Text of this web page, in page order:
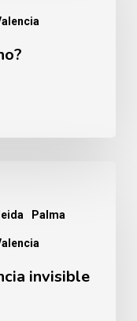
Palma
invisible